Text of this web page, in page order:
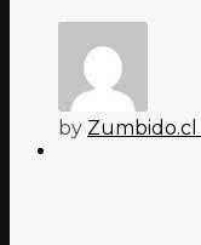
by Zumbido.cl